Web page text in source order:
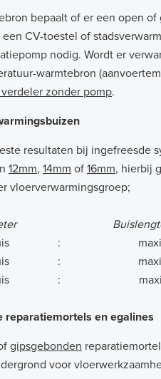
bepaalt of er een open
een CV-toestel of
nodig. Wordt er
warmtebron
zonder pomp.
resultaten bij ingefreesde
12mm, 14mm of 16mm, hierbij
vloerverwarmingsgroep;
buis :
buis :
buis :
reparatiemortels en egalines
gipsgebonden
voor